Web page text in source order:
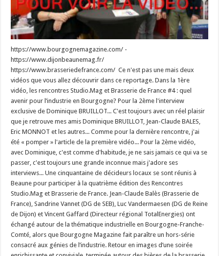
https://www.bourgognemagazine.com/ -
https://www.dijonbeaunemag.fr/
https://www.brasseriedefrance.com/ Ce n'est pas une mais deux
vidéos que vous allez découvrir dans ce reportage. Dans la 1ère
vidéo, les rencontres Studio.Mag et Brasserie de France #4 : quel
avenir pour l’industrie en Bourgogne? Pour la 2ème l'interview
exclusive de Dominique BRUILLOT... C'est toujours avec un réel plaisir
que je retrouve mes amis Dominique BRUILLOT, Jean-Claude BALES,
Eric MONNOT et les autres... Comme pour la dernière rencontre, j'ai
été « pomper » l'article de la première vidéo... Pour la 2ème vidéo,
avec Dominique, c'est comme d'habitude, je ne sais jamais ce qui va se
passer, c'est toujours une grande inconnue mais j'adore ses
interviews... Une cinquantaine de décideurs locaux se sont réunis à
Beaune pour participer à la quatrième édition des Rencontres
Studio.Mag et Brasserie de France. Jean-Claude Balès (Brasserie de
France), Sandrine Vannet (DG de SEB), Luc Vandermaesen (DG de Reine
de Dijon) et Vincent Gaffard (Directeur régional TotalEnergies) ont
échangé autour de la thématique industrielle en Bourgogne-Franche-
Comté, alors que Bourgogne Magazine fait paraître un hors-série
consacré aux génies de l’industrie. Retour en images d’une soirée